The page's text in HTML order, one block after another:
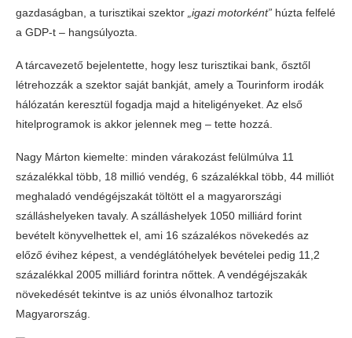
gazdaságban, a turisztikai szektor „igazi motorként” húzta felfelé
a GDP-t – hangsúlyozta.
A tárcavezető bejelentette, hogy lesz turisztikai bank, ősztől
létrehozzák a szektor saját bankját, amely a Tourinform irodák
hálózatán keresztül fogadja majd a hiteligényeket. Az első
hitelprogramok is akkor jelennek meg – tette hozzá.
Nagy Márton kiemelte: minden várakozást felülmúlva 11
százalékkal több, 18 millió vendég, 6 százalékkal több, 44 milliót
meghaladó vendégéjszakát töltött el a magyarországi
szálláshelyeken tavaly. A szálláshelyek 1050 milliárd forint
bevételt könyvelhettek el, ami 16 százalékos növekedés az
előző évihez képest, a vendéglátóhelyek bevételei pedig 11,2
százalékkal 2005 milliárd forintra nőttek. A vendégéjszakák
növekedését tekintve is az uniós élvonalhoz tartozik
Magyarország.